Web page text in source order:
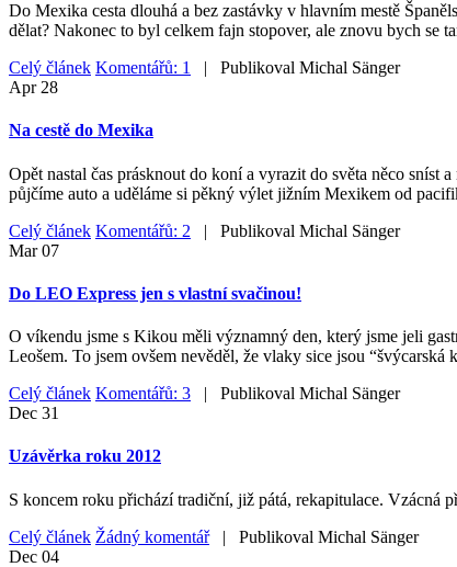
Do Mexika cesta dlouhá a bez zastávky v hlavním mestě
dělat? Nakonec to byl celkem fajn stopover, ale znovu bych se
Celý článek Komentářů: 1 | Publikoval Michal Sänger
Apr 28
Na cestě do Mexika
Opět nastal čas prásknout do koní a vyrazit do světa něco sníst
půjčíme auto a uděláme si pěkný výlet jižním Mexikem od
Celý článek Komentářů: 2 | Publikoval Michal Sänger
Mar07
Do LEO Express jen s vlastní svačinou!
O víkendu jsme s Kikou měli významný den, který jsme jeli
Leošem. To jsem ovšem nevěděl, že vlaky sice jsou
Celý článek Komentářů: 3 | Publikoval Michal Sänger
Dec 31
Uzávěrka roku 2012
S koncem roku přichází tradiční, již pátá, rekapitulace. Vzácná
Celý článek Žádný komentář| Publikoval Michal Sänger
Dec 04